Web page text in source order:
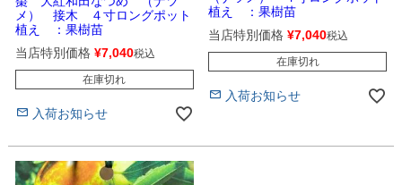
メ） 接木 ４寸ロングポット
植え ：果樹苗
当店特別価格 ¥7,040税込
在庫切れ
入荷お知らせ
植え ：果樹苗
当店特別価格 ¥7,040税込
在庫切れ
入荷お知らせ